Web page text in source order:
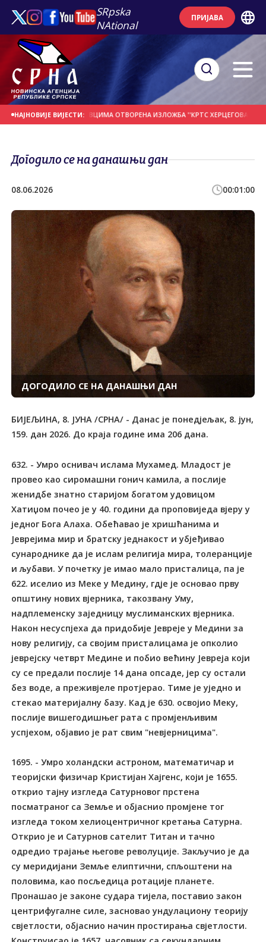
SRpska
NAtional
ПРИЈАВА
НАЈНОВИЈЕ ВИЈЕСТИ:
У ПРЕБИЛОВЦИМА ОTВОРЕНА ИЗЛОЖБА ''КРTС ХЕРЦЕГОВАЧКИХ
Догодило се на данашњи дан
08.06.2026 00:01:00
ДОГОДИЛО СЕ НА ДАНАШЊИ ДАН
БИЈЕЉИНА, 8. ЈУНА /СРНА/ - Данас је понедјељак, 8. јун,
159. дан 2026. До краја године има 206 дана.
632. - Умро оснивач ислама Мухамед. Младост је провео као сиромашни гонич камила, а послије женидбе знатно старијом богатом удовицом Хатиџом почео је у 40. години да проповиједа вјеру у једног Бога Алаха. Обећавао је хришћанима и Јеврејима мир и братску једнакост и убјеђивао сународнике да је ислам религија мира, толеранције и љубави. У почетку је имао мало присталица, па је 622. иселио из Меке у Медину, гдје је основао прву општину нових вјерника, такозвану Уму, надплеменску заједницу муслиманских вјерника. Након несуспјеха да придобије Јевреје у Медини за нову религију, са својим присталицама је опколио јеврејску четврт Медине и побио већину Јевреја који су се предали послије 14 дана опсаде, јер су остали без воде, а преживјеле протјерао. Тиме је уједно и стекао материјалну базу. Кад је 630. освојио Меку, послије вишегодишњег рата с промјенљивим успјехом, објавио је рат свим "невјерницима". 1695. - Умро холандски астроном, математичар и теоријски физичар Кристијан Хајгенс, који је 1655. открио тајну изгледа Сатурновог прстена посматраног са Земље и објаснио промјене тог изгледа током хелиоцентричног кретања Сатурна. Открио је и Сатурнов сателит Титан и тачно одредио трајање његове револуције. Закључио је да су меридијани Земље елиптични, спљоштени на половима, као посљедица ротације планете. Пронашао је законе судара тијела, поставио закон центрифугалне силе, засновао ундулациону теорију свјетлости, објаснио начин простирања свјетлости. Конструисао је 1657. часовник са секундарним клатном и увео га за мјерење времена при астрономским посматрањима. У сарадњи са братом конструисао је више астрономских дурбина великих жижних даљина. 1809. - Умро енглески политичар и писац Томас Пејн, отац америчке независности. Отишао је у Америку 1774. и у наредних десетак година је објавио низ списа, укључујући "Здрав разум" и "Кризу", којима је подстицао борбу америчких колониста против британске колонијалне управе. По повратку у Енглеску почетком деведестих година 18. вијека објавио је дјело "Права човјека", као одговор на оспоравање Француске револуције. Прогоњен, склонио се у Француску и постао члан Конвента. Једва је избјегао гиљотину зато што се успротивио погубљењу француског краља Луја Шеснаестог. У САД се вратио 1802, али је постао непопуларан због опозиције првом америчком предсједнику Џорџу Вашингтону. 1810. - Рођен њемачки композитор и музички писац Роберт Александер Шуман, један од најзначајнијих представника романтизма. Истакао се као лиричар и аутор клавирских минијатура. Основао је часопис " Неуе ЗеитсцхриФт Фур Мусик" у којем се одлучно борио против конзервативизма у музици. Његови концерти су образац раноромантичарске музике, оркестарска музика је продуховљена и експресивна, а соло пјесме одликује јединство тона и ријечи. Дјела: симфоније, "Концерт у а-молу за клавир и оркестар", концерти за клавир, концерти за виолончело, циклуси соло пјесама "Пјесникова љубав", "Љубав и живот жене", клавирске композиције "Карневал", "Симфонијске етиде", "Дјечије сцене". 1814. - Рођен енглески писац Чарлс Рид, чији је обимни историјски роман "Манастир и огњиште" надахнут списима и животом холанског хуманисте Еразма Ротердамског. Написао је више романа с "тезом", у којима је подвргао оштрој критици енглески казнени систем и злоупотребе у лудницама. Остала дјела: романи "Никад није сувише касно", "У готову", "Грифит Гонт". 1869. - Рођен амерички архитекта Френк Лојд Рајт, један од твораца модерне функционалне архитектуре. Први је у САД употријебио армирани бетон и индустријски грађевински материјал и снажно је утицао на савремену архитектуру. Конструисао је низ грађевина, укључујући Гугенхајмов музеј у Њујорку и хотел "Империјал" у Токију. 1871. - Аустроугарски цар Франц Јозеф Први објавио је одлуку о развојачењу Војне крајине, које је довршено 1873. 1874. - Умро индијански војсковођа Кочиз, поглавица апачког племена Чирикахуа, који је предводио отпор Индијанаца бијелим насељеницима и америчкој војсци на југозападу САД. Индијанци су под његовим вођством очајнички покушали да се одупру влади САД која је, ради овладавања сировинском базом и ширења тржишта, етнички чистила и отимала индијанску територију. 1876. - Умрла француска списатељица Жорж Санд, претеча феминизма, аутор сентименталних, социјалних и сеоских романа и прича. Оставила је и обимну преписку и мемоаре. Дјела: "Индијана", "Лелија", "Консуело", "Ђавоља бара", "Нахоче Франсоа", "Мала Фадета", "Она и он", "Маркиз д'Вимер", "Мајстори трубачи", "Историја мог живота". 1883. - Француска успоставила потпуну контролу над Тунисом, њеним протекторатом од 1881. 1916. - Рођен енглески биохемичар Френсис Хенри Комптон Крик, добитник Нобелове награде за медицину 1962. Разјаснио је структуру и облик молекула дезоксирибонуклеинских киселина и њихову улогу у преношењу насљедних особина. 1921. - Рођен индонезијски диктатор Сухарто, један од највећих масовних убица у свјетској историји, који је преузео власт послије неуспјелог државног удара у септембру 1965, за шта је оптужена Комунистичка партија Индонезије. У крвавим масовним репресалијама армије, изведеним уз благослов САД, којима је руководио као министар-командант копнених снага с веома широким овлашћењима, побијено је око 700.000 људи. У марту 1966. приморао је првог предсједника Индонезије Ахмеда Сукарна - оптуженог за попустљивост према комунистима - да извршну власт пренесе на војни врх, а у фебруару 1967. Сукарно је формално пренио сва овлашћења Сухарту, који је постао вршилац дужности шефа државе. Парламент под доминацијом армије у октобру 1967. прогласио га је премијером, а у марту 1968. је инаугурисан за предсједника Индонезије. Током владавине до маја 1998. - кад је принуђен на оставку под притиском студентских демонстрација и немира у којима је погинуло више од 500 људи - владао је аутократски и створио је систем у којем су цвјетали корупција и непотизам. Процијењено је да је с члановима најуже породице нагомилао богатство од 40 милијарди долара. 1929. - Маргарет Бондфилд постављена за министра рада, поставши прва жена члан владе у британској историји. 1937. - У Београду одржане антифашистичке демонстрације радника и студената поводом доласка шефа њемачке дипломатије Константина фон Нојрата, током којих је полиција ухапсила многе демонстранте. Нојрат је посјетио Мађарску, Југославију и Бугарску да би ојачао њемачки утицај и зближио Југославију и Мађарску ради изоловања Чехословачке. 1940. - Њемачке крстарице "Шарнхорст" и "Гнајсенау" у Другом свјетском рату у мору наспрам сјеверних обала Норвешке потопиле британски носач авиона "Глоријус" и разараче "Ардент" и "Акаста", усмртивши више од 1.500 људи. 1941. - Британске снаге и јединице Слободне Француске у Другом свјетском рату извршиле инвазију Сирије да би спријечиле оснивање база Сила осовине. У борбама с трупама француског квислинга Анрија Филипа Петена из строја је избачено 4.600 Британаца, али је одбрана Суецког канала помјерена за око 400 километара на сјевер. 1942. - Јапанске подморнице у Другом свјетском рату бомбардовале највећи аустралијски град Сиднеј. 1943. - Умро српски математичар Михаило Петровић, оснивач београдске математичке школе, професор Универзитета у Београду, члан Српске краљевске академије и многих иностраних академија наука. Као дјечак је научио рибарски занат код београдског аласа Гашпара Чукље, потом положио мајсторски испит рибарског еснафа и тако добио надимак "Мика Алас". Написао је више од 400 радова из теоријске и примијењене математике, математичке физике и хемије, механике, геометрије и опште феноменологије. Творац је математичке феноменологије, теорије математичких спектара која је практично примијењена у астрономским, статистичким и другим израчунавањима и веома је допринио математичкој анализи, посебно теорији диференцијалних једначина и теорији функција. Дјела: "Квалитативна интеграција диференцијалних једначина", "Елементи математичке феноменологије", "Феноменолошко пресликавање", "Предавања о математичким спектрима", путопис "Кроз поларну област", популарно написан роман "Јегуље". 1944. - Предсједник британске владе Винстон Черчил у Другом свјетском рату затражио од владе САД да пристане на подјелу интересних сфера на Балкану - Бугарска и Румунија биле су препуштене "совјетској надлежности", а Југославија "равноправно подијељена" на совјетску и британску "зону утицаја". 1946. - Умро њемачки писац Герхарт Хауптман, добитник Нобелове награде за књижевност 1912, чија је лирика у идеалистичком тону, а у драмама преовладава социјална проблематика из живота сиромашних у Шлезији. Написао је мноштво драма, есеја, афоризама, новела, путописних и аутобиографских књига. Дјела: "Ткачи", "Пред зору", "Луда у Христу Емануел Квинт", "Даброво крзно", "Ифигенија у Делфима", "Зимска балада", "Црвени пијетао", "Агамемнонова смрт", "Електра", "Превозник Хеншел", "Усамљени људи", "Свечаност мира", "Колега Крамптон", "Потопљено звоно", "А Пипа игра", "Роза Бернд", "Пацови", "Чувар пруге Тил". 1965. - Армија САД у Јужном Вијетнаму овлашћена да предузима офанзивне операције. 1973. - Фашистички диктатор Шпаније генералисимус Франсиско Франко предао премијерски положај адмиралу Луису Кареру Бланку, задржавши функцију шефа државе, пошто је претходно сам владао 34 године. 1986. - Упркос увјерљивим оптужбама за злочине које је као нацистички официр починио у Другом свјетском рату у Југославији и Грчкој, бивши генерални секретар УН Курт Валдхајм је изабран за предсједника Аустрије. 1991. - Званично саопштено да је у Заливском рату погинуло 100.000 Ирачана и 203 војника међународних снага, од којих 144 Американца. 1993. - У свом париском стану убијен Рене Буске, шеф француске полиције током нацистичке окупације земље у Другом свјетском рату. 1998. - Умро нигеријски генерал Сани Абача, чиме је послије више од четири године окончана његова владавина, а власт је преузео девети војни управљач у историји највеће афричке земље генерал Абдулсалам Абубакар. 2006. - На јарбол испред сједишта Уједињених нација у Њујорку подигнута српска заста